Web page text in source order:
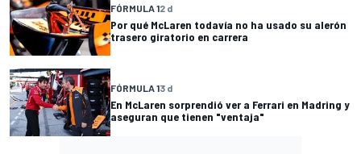
FÓRMULA 12 d
Por qué McLaren todavía no ha usado su alerón
trasero giratorio en carrera
FÓRMULA 13 d
En McLaren sorprendió ver a Ferrari en Madring y
aseguran que tienen "ventaja"